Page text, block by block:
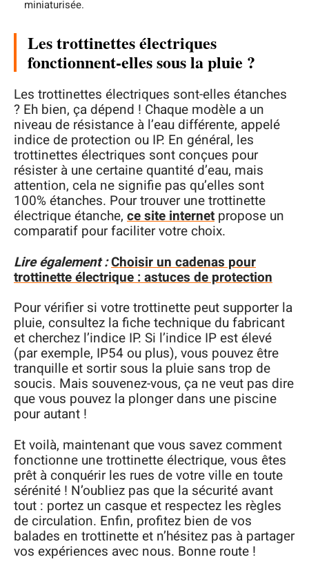
miniaturisée.
Les trottinettes électriques
fonctionnent-elles sous la pluie ?
Les trottinettes électriques sont-elles étanches
? Eh bien, ça dépend ! Chaque modèle a un
niveau de résistance à l’eau différente, appelé
indice de protection ou IP. En général, les
trottinettes électriques sont conçues pour
résister à une certaine quantité d’eau, mais
attention, cela ne signifie pas qu’elles sont
100% étanches. Pour trouver une trottinette
électrique étanche, ce site internet propose un
comparatif pour faciliter votre choix.
Lire également :Choisir un cadenas pour
trottinette électrique : astuces de protection
Pour vérifier si votre trottinette peut supporter la
pluie, consultez la fiche technique du fabricant
et cherchez l’indice IP. Si l’indice IP est élevé
(par exemple, IP54 ou plus), vous pouvez être
tranquille et sortir sous la pluie sans trop de
soucis. Mais souvenez-vous, ça ne veut pas dire
que vous pouvez la plonger dans une piscine
pour autant !
Et voilà, maintenant que vous savez comment
fonctionne une trottinette électrique, vous êtes
prêt à conquérir les rues de votre ville en toute
sérénité ! N’oubliez pas que la sécurité avant
tout : portez un casque et respectez les règles
de circulation. Enfin, profitez bien de vos
balades en trottinette et n’hésitez pas à partager
vos expériences avec nous. Bonne route !